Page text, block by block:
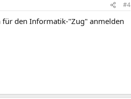
#4
für den Informatik-"Zug" anmelden